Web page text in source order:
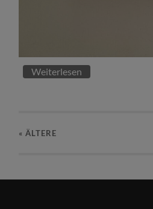
Weiterlesen
« ÄLTERE